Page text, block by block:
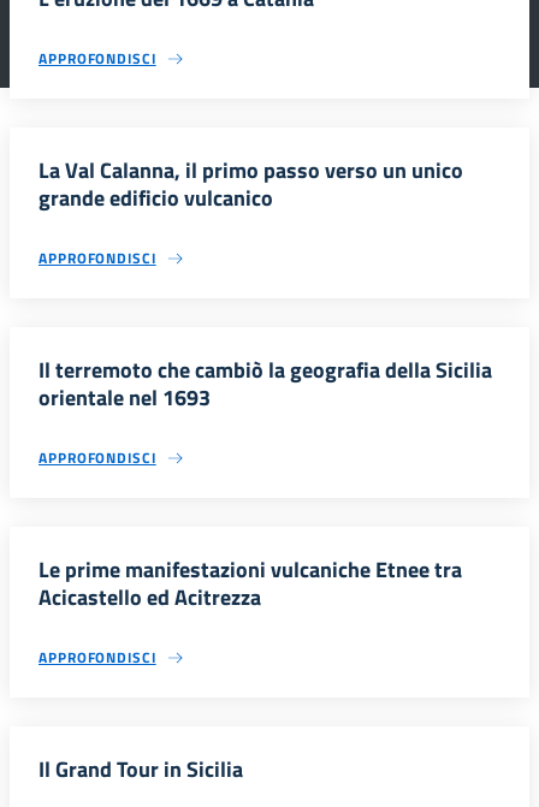
APPROFONDISCI
La Val Calanna, il primo passo verso un unico
grande edificio vulcanico
APPROFONDISCI
Il terremoto che cambiò la geografia della Sicilia
orientale nel 1693
APPROFONDISCI
Le prime manifestazioni vulcaniche Etnee tra
Acicastello ed Acitrezza
APPROFONDISCI
Il Grand Tour in Sicilia